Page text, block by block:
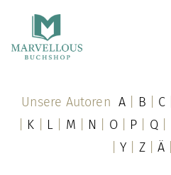
Unsere AutorenA B C
K L M N O| P Q|
Y Z|Ä